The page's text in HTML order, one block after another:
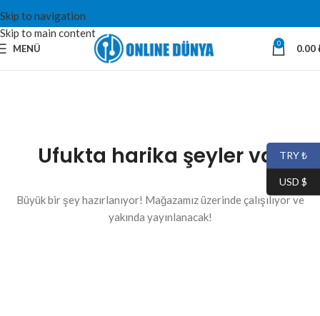
Skip to navigation
Skip to main content
MENÜ 0 0.00
Ufukta harika şeyler var
Büyük bir şey hazırlanıyor! Mağazamız üzerinde çalışılıyor ve
yakında yayınlanacak!
TRY ₺
USD $